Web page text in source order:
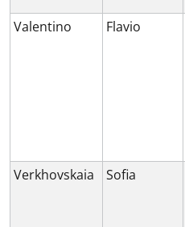
Valentino Flavio
Verkhovskaia Sofia